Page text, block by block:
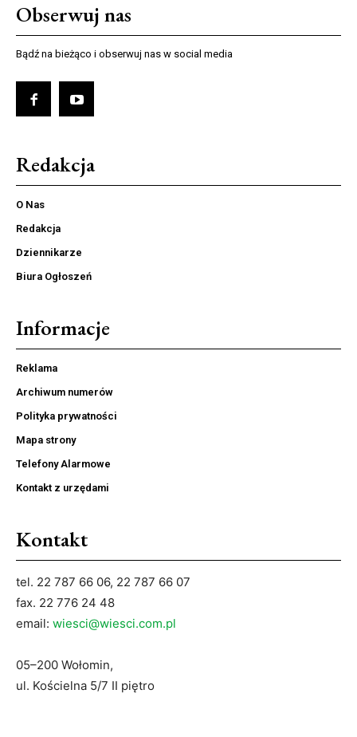
Obserwuj nas
Bądź na bieżąco i obserwuj nas w social media
Redakcja
O Nas
Redakcja
Dziennikarze
Biura Ogłoszeń
Informacje
Reklama
Archiwum numerów
Polityka prywatności
Mapa strony
Telefony Alarmowe
Kontakt z urzędami
Kontakt
tel. 22 787 66 06, 22 787 66 07
fax. 22 776 24 48
email: wiesci@wiesci.com.pl
05–200 Wołomin,
ul. Kościelna 5/7 II piętro